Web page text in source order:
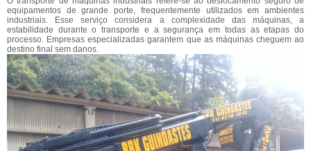
equipamentos de grande porte, frequentemente utilizados em ambientes
industriais. Esse serviço considera a complexidade das máquinas, a
estabilidade durante o transporte e a segurança em todas as etapas do
processo. Empresas especializadas garantem que as máquinas cheguem ao
destino final sem danos.